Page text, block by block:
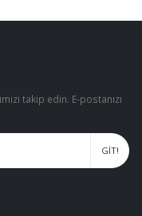
takip edin. E-postanızı